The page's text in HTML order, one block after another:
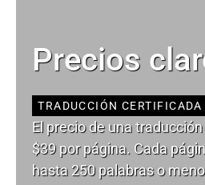
Precios
TRADUCCIÓN CERTIFICADA
El precio de una
$39 por página. Cada
hasta 250 palabras o